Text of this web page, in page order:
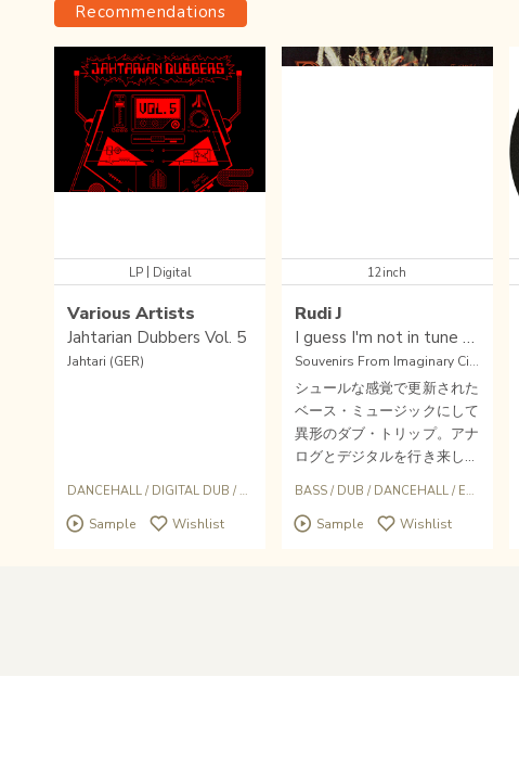
Recommendations
LP| Digital
Various Artists
Jahtarian Dubbers Vol. 5
Jahtari (GER)
DANCEHALL / DIGITAL DUB /BASS JAHTARI
Sample Wishlist
12inch
Rudi J
I guess I'm not in tune after all
Souvenirs From Imaginary Cities (BEL)
シュールな感覚で更新された
ベース・ミュージックにして
異形のダブ・トリップ。アナ
ログとデジタルを行き来しな
ホールの沼地。Weird Dust
名義や、Tav ExoticやAnothe
BASS/ DUB / DANCEHALL/ EXPERIMENTAL
Sample Wishlist